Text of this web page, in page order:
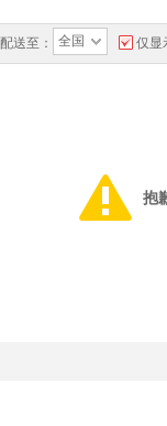
配送至： 全国 仅显
抱